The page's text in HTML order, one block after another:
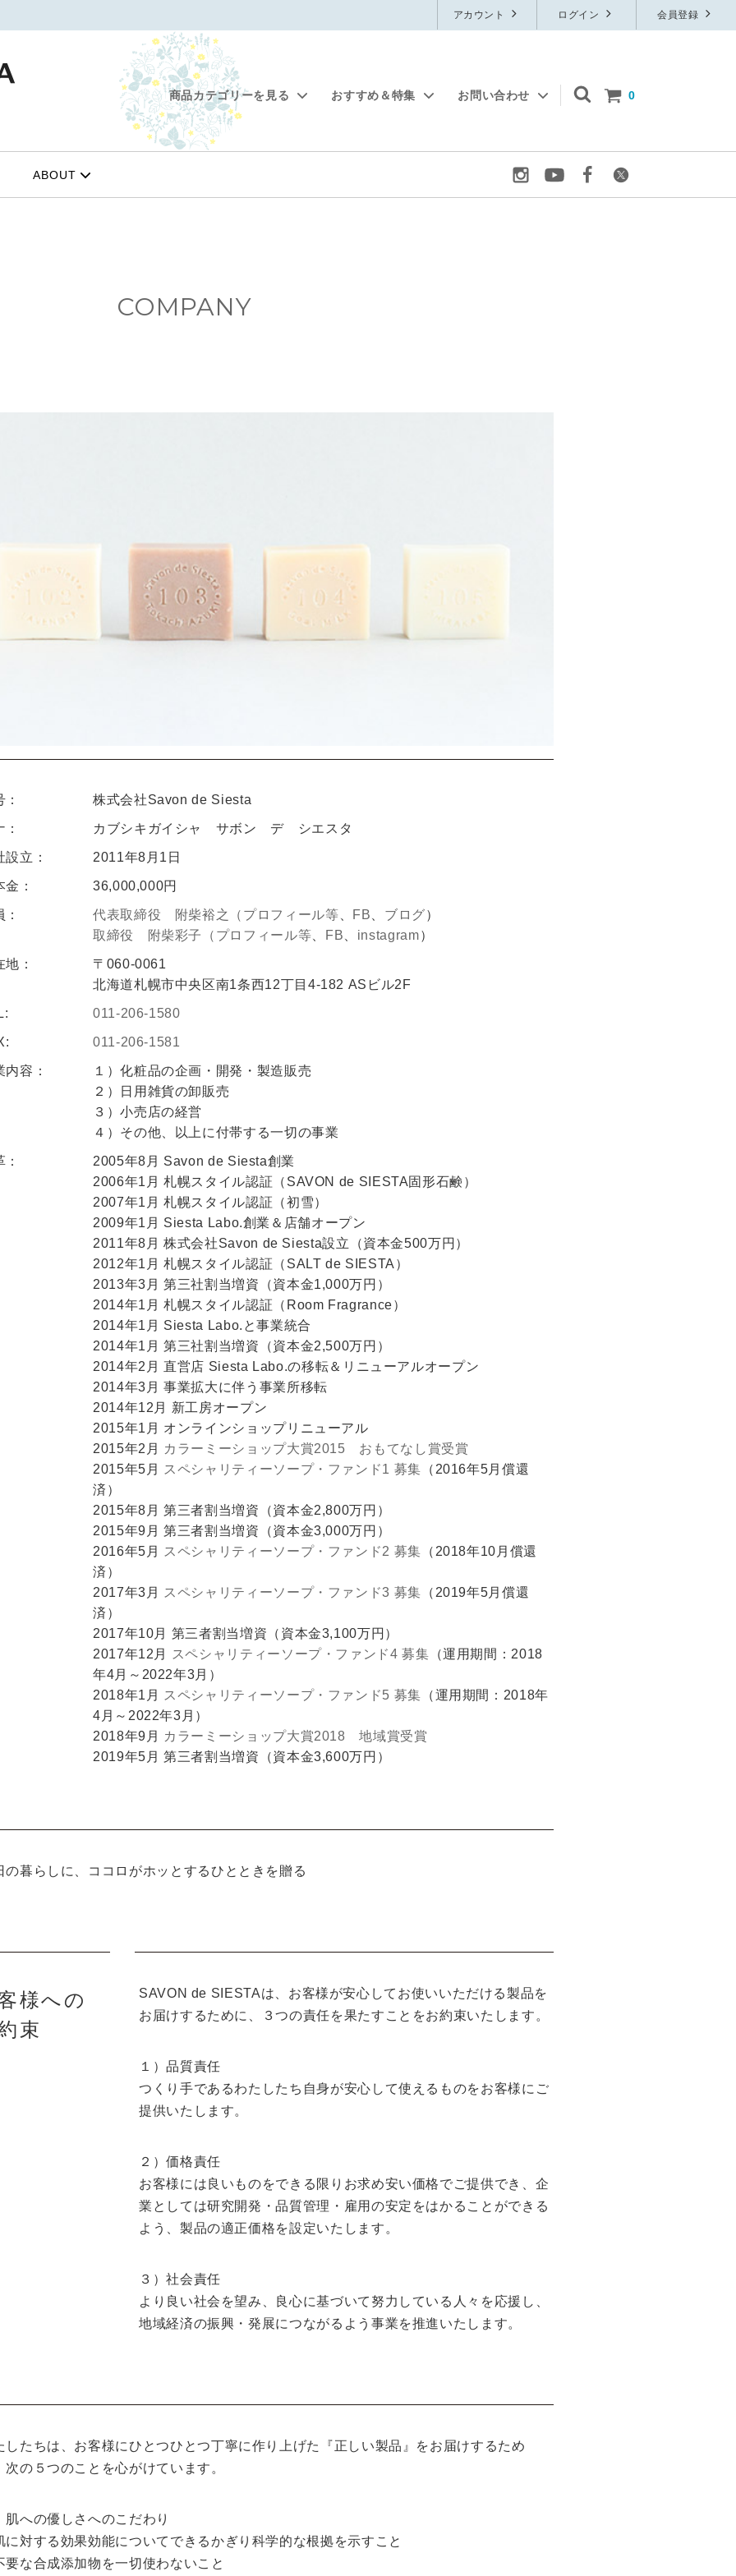
会員登録
ログイン
アカウント
0
商品カテゴリーを見る
アケア
オイル
メイクアップ
フレグランス
ルームフレグランス
おすすめ＆特集
業セール 10%OFF対象商品 シエスタで選ぶ予算別の贈り物 無料サンプル
お問い合わせ
ABOUT
COMPANY
株式会社Savon de Siesta
カブシキガイシャ サボン デ シエスタ
設立： 2011年8月1日
金： 36,000,000円
代表取締役 附柴裕之（プロフィール等 FB ブログ）
取締役 附柴彩子（プロフィール等
FB instagram）
地：
〒060-0061
北海道札幌市中央区南1条西12丁目4-182 ASビル2F
011-206-1580
011-206-1581
内容：
１）化粧品の企画・開発・製造販売
２）日用雑貨の卸販売
３）小売店の経営
４）その他、以上に付帯する一切の事業
2005年8月 Savon de Siesta創業
2006年1月 札幌スタイル認証（SAVON de SIESTA固形石鹸）
2007年1月 札幌スタイル認証（初雪）
2009年1月 Siesta Labo.創業＆店舗オープン
2011年8月 株式会社Savon de Siesta設立（資本金500万円）
2012年1月 札幌スタイル認証（SALT de SIESTA）
2013年3月 第三社割当増資（資本金1,000万円）
2014年1月 札幌スタイル認証（Room Fragrance）
2014年1月 Siesta Labo.と事業統合
2014年1月 第三社割当増資（資本金2,500万円）
2014年2月 直営店 Siesta Labo.の移転＆リニューアルオープン
2014年3月 事業拡大に伴う事業所移転
2014年12月 新工房オープン
2015年1月 オンラインショップリニューアル
2015年2月
カラーミーショップ大賞2015 おもてなし賞受賞
2015年5月
スペシャリティーソープ・ファンド1 募集 （2016年5月償還
済）
2015年8月 第三者割当増資（資本金2,800万円）
2015年9月 第三者割当増資（資本金3,000万円）
2016年5月
スペシャリティーソープ・ファンド2 募集 （2018年10月償還
済）
2017年3月
スペシャリティーソープ・ファンド3 募集 （2019年5月償還
済）
2017年10月 第三者割当増資（資本金3,100万円）
2017年12月
スペシャリティーソープ・ファンド4 募集 （運用期間：2018
年4月～2022年3月）
2018年1月
スペシャリティーソープ・ファンド5 募集 （運用期間：2018年
4月～2022年3月）
2018年9月
カラーミーショップ大賞2018 地域賞受賞
2019年5月 第三者割当増資（資本金3,600万円）
の暮らしに、ココロがホッとするひとときを贈る
様への
束
SAVON de SIESTAは、お客様が安心してお使いいただける製品を
お届けするために、３つの責任を果たすことをお約束いたします。
１）品質責任
つくり手であるわたしたち自身が安心して使えるものをお客様にご
提供いたします。
２）価格責任
お客様には良いものをできる限りお求め安い価格でご提供でき、企
業としては研究開発・品質管理・雇用の安定をはかることができる
よう、製品の適正価格を設定いたします。
３）社会責任
より良い社会を望み、良心に基づいて努力している人々を応援し、
地域経済の振興・発展につながるよう事業を推進いたします。
したちは、お客様にひとつひとつ丁寧に作り上げた『正しい製品』をお届けするため
次の５つのことを心がけています。
肌への優しさへのこだわり
に対する効果効能についてできるかぎり科学的な根拠を示すこと
要な合成添加物を一切使わないこと